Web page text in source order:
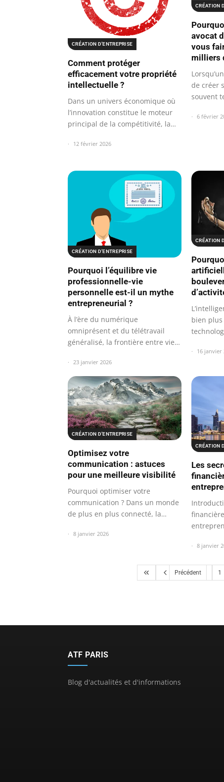
CRÉATION D’ENTREPRISE
Comment protéger
efficacement votre propriété
intellectuelle ?
Dans un univers économique où
l’innovation constitue le moteur
principal de la compétitivité, la…
12 février 2026
CRÉATION
avocat
vous
milliers
de créer
souvent
6 février
CRÉATION D’ENTREPRISE
Pourquoi l’équilibre vie
professionnelle-vie
personnelle est-il un mythe
entrepreneurial ?
À l’ère du numérique
omniprésent et du télétravail
généralisé, la frontière entre vie…
23 janvier 2026
CRÉATION
bien plus
16 janvier
CRÉATION D’ENTREPRISE
Optimisez votre
communication : astuces
pour une meilleure visibilité
Pourquoi optimiser votre
communication ? Dans un monde
de plus en plus connecté, la
8 janvier 2026
CRÉATION
Les
8 janvier
Précédent 1
ATF PARIS
Blog d'actualités et d'informations